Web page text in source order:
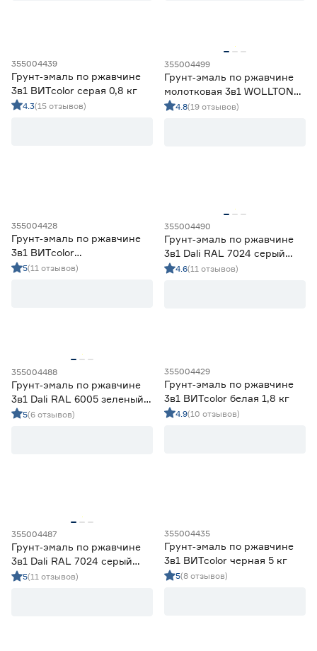
Бежевый
Белый
19
Бесцветный
3
Желтый
Ещё 6
Структура
Да
Нет
2
от до
Шелковисто-матовая
Марка
355004439
Грунт‑эмаль по ржавчине
3в1 ВИТcolor серая 0,8 кг
4.3(15 отзывов)
355004499
Грунт‑эмаль по ржавчине
молотковая 3в1 WOLLTON
RAL 9005 черная 0,9 кг
4.8(19 отзывов)
355004428
Грунт‑эмаль по ржавчине
3в1 ВИТcolor
красно‑коричневая 0,8 кг
5(11 отзывов)
355004490
Грунт‑эмаль по ржавчине
3в1 Dali RAL 7024 серый
графит 2 л
4.6(11 отзывов)
355004488
Грунт‑эмаль по ржавчине
3в1 Dali RAL 6005 зеленый
мох 0,75 л
5(6 отзывов)
355004429
Грунт‑эмаль по ржавчине
3в1 ВИТcolor белая 1,8 кг
4.9(10 отзывов)
355004487
Грунт‑эмаль по ржавчине
3в1 Dali RAL 7024 серый
графит 0,75 л
5(11 отзывов)
355004435
Грунт‑эмаль по ржавчине
3в1 ВИТcolor черная 5 кг
5(8 отзывов)